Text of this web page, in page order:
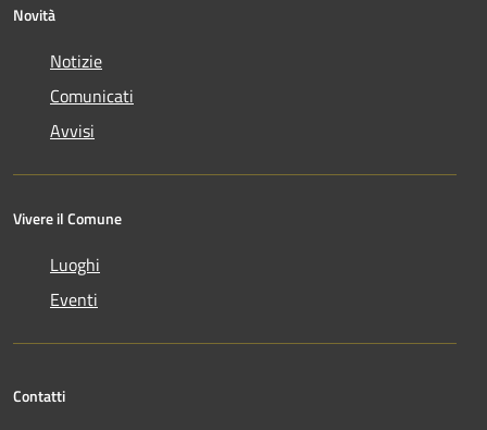
Novità
Notizie
Comunicati
Avvisi
Vivere il Comune
Luoghi
Eventi
Contatti